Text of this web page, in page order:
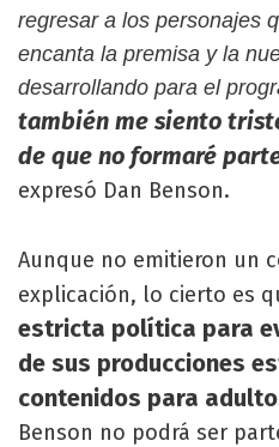
regresar a los personajes
encanta la premisa y la
desarrollando para el
también me siento
de que no formaré
expresó Dan Benson.
Aunque no emitieron un
explicación, lo cierto es
estricta política para
de sus producciones
contenidos para
Benson no podrá ser